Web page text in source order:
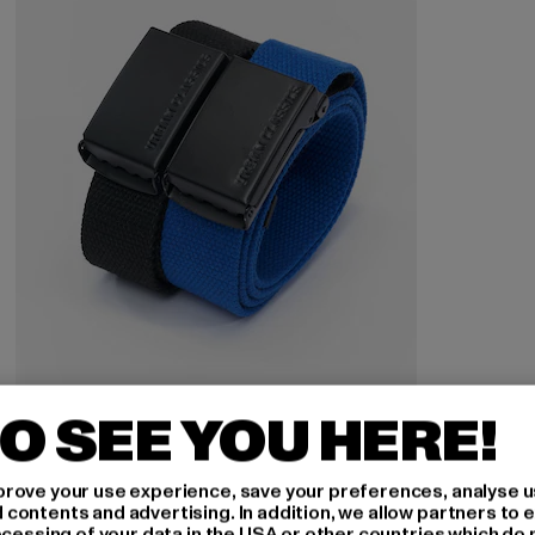
URBAN CLASSICS
Canvas Kids 2-Pack
11,54 EUR
Derzeitiger Preis: 11,54 EUR
14,99 EURAktionspreis: 14,99 EUR
SEE YOU HERE!
your use experience, save your preferences, analyse
and advertising. In addition, we allow partners to